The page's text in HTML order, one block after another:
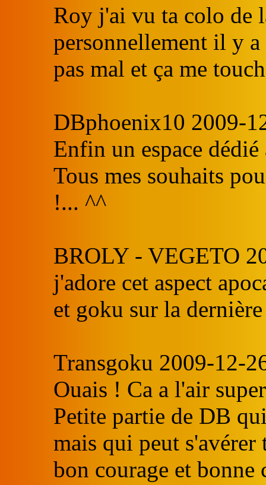
Roy j'ai vu ta colo de
personnellement il y a
pas mal et ça me
DBphoenix10 2009-
Enfin un espace
Tous mes souhaits
!... ^^
BROLY - VEGETO
j'adore cet aspect
et goku sur la
Transgoku 2009-12-
Ouais ! Ca a l'air
Petite partie de DB
mais qui peut s'avérer
bon courage et